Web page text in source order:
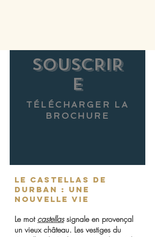
SOUSCRIR
E
TÉLÉCHARGER LA
BROCHURE
Le Castellas de
Durban : une
nouvelle vie
Le mot castellassignale en provençal
un vieux château. Les vestiges du